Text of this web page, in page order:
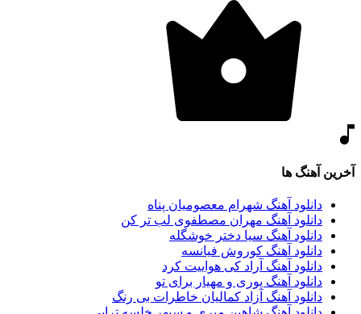
آخرین آهنگ ها
دانلود آهنگ شهرام معصومیان پناه
دانلود آهنگ مهران مصطفوی لب تر کن
دانلود آهنگ سیا دختر خوشگله
دانلود آهنگ کوروش فیانسه
دانلود آهنگ آراد کی هواییت کرد
دانلود آهنگ پوری و مهیار برای تو
دانلود آهنگ آزاد کمالیان خاطرات بی رنگ